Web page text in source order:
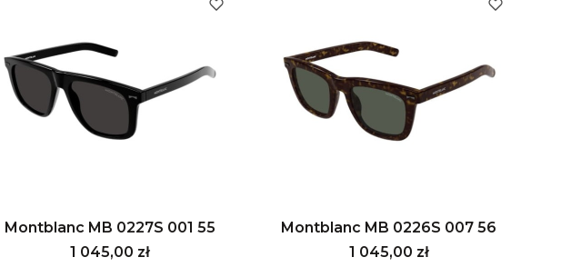
Montblanc MB 0227S 001 55
Cena
1 045,00 zł
Montblanc MB 0226S 007 56
Cena
1 045,00 zł